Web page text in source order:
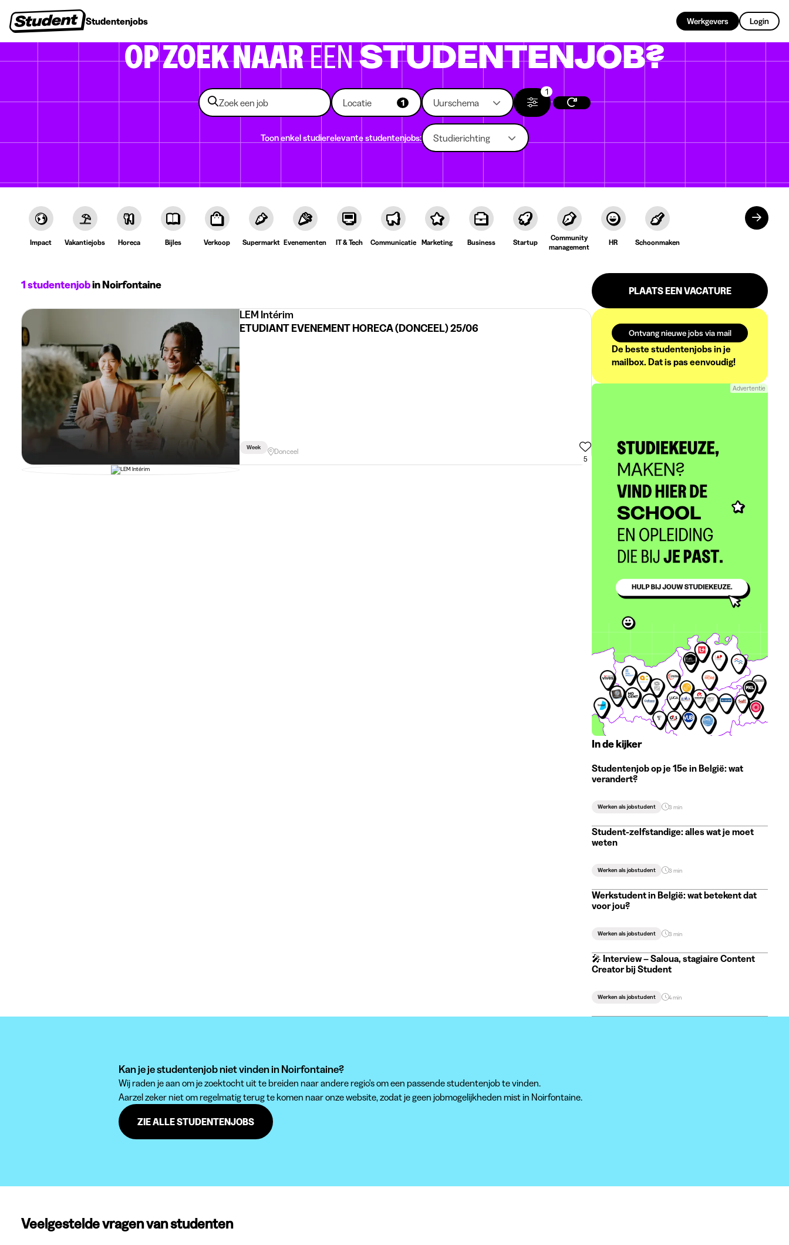
Studentenjobs Werkgevers Login
OP ZOEK NAAREENSTUDENTENJOB?
Locatie 1 Uurschema
1
Toon enkel studierelevante studentenjobs: Studierichting
Impact Vakantiejobs Horeca Bijles Verkoop Supermarkt Evenementen IT & Tech Communicatie Marketing Business Startup
Community
management
HR Schoonmaken
1 studentenjobin Noirfontaine
LEM Intérim
ETUDIANT EVENEMENT HORECA (DONCEEL) 25/06
Week
Donceel
5
PLAATS EEN VACATURE
Ontvang nieuwe jobs via mail
De beste studentenjobs in je
mailbox. Dat is pas eenvoudig!
Advertentie
In de kijker
Studentenjob op je 15e in België: wat
verandert?
Werken als jobstudent 3 min
Student-zelfstandige: alles wat je moet
weten
Werken als jobstudent 3 min
Werkstudent in België: wat betekent dat
voor jou?
Werken als jobstudent 3 min
🎤 Interview – Saloua, stagiaire Content
Creator bij Student
Werken als jobstudent 4 min
Kan je je studentenjob niet vinden in Noirfontaine?
Wij raden je aan om je zoektocht uit te breiden naar andere regio's om een passende studentenjob te vinden.
Aarzel zeker niet om regelmatig terug te komen naar onze website, zodat je geen jobmogelijkheden mist in Noirfontaine.
ZIE ALLE STUDENTENJOBS
Veelgestelde vragen van studenten